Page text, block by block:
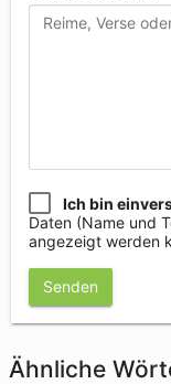
Ich bin
Daten (Name und
angezeigt werden
Senden
Ähnliche